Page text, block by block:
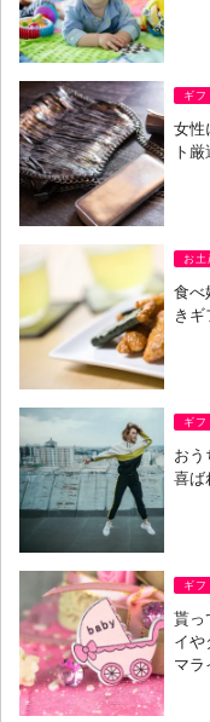
ギフ
女性
ト
お土
食べ
きギ
ギフ
おう
喜ば
ギフ
貰っ
イや
マラ